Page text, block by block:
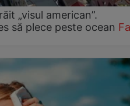
„visul american”.
să plece peste ocean